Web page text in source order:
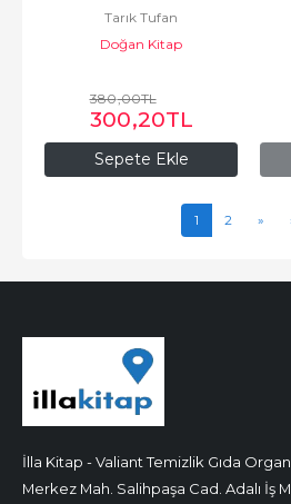
Sepete Ekle
Tarık Tufan
Doğan Kitap
380,00TL
300,20TL
1 2 »
İlla Kitap - Valiant Temizlik Gıda
Merkez Mah. Salihpaşa Cad. Adalı İş